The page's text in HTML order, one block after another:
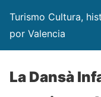
Turismo Cultura,
por Valencia
La Dansà